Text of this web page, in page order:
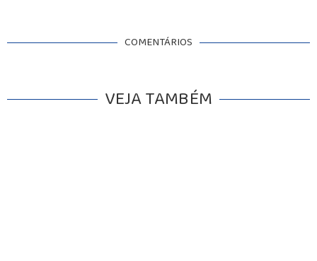
COMENTÁRIOS
VEJA TAMBÉM